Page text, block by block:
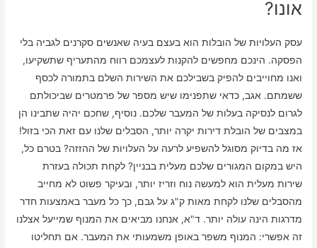
אונו?
עסק העלויות של הובלות הוא בעצם בעיה שאנשים סקרנים לגביה בלי
הפסקה. הינכם מחפשים להקנות לעצמכם רווח מהתעריף שתשקיעו,
ואנו מחוייבים להפיק בשבילכם את השירות השלם בתמורה לכסף
ששמתם. אגב, כדאי שתפנימו שיש מספר של פרמטרים שביכולתם
לגרום לנסיקה בעלות של המעבר שלכם. נוסיף, שחכם יהיה שתבינו הן
במצבים של הובלת דירות יקרה יותר, הסבלים שלנו עם זאת הכי בזול!
אז מה בדיוק מסוגל להשפיע לרעה על העלויות של ההזזה? בטרם כל,
היש במקום המגורים שלכם מעלית בבניין? לקחת תכולה בעזרת
שירות מעלית הוא למעשה נוח וזריז יותר, ובעיקר פשוט לא מחייב
מהסבלים שלנו לקחת מאות ק"ג על גבם, כך כל מעבר באמצעות חדר
מדרגות הינה עולה יותר. ד"א, אנחנו מביאים את המנוף שמייעל אצלנו
זה אפשרי: המנוף משפר באופן משמעותי את המעבר. אם תחליטו